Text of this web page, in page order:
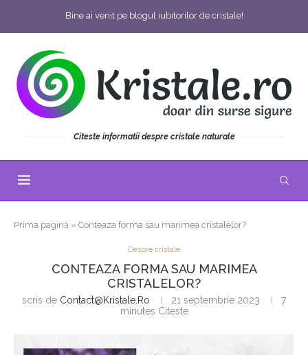
Bine ai venit pe blogul iubitorilor de cristale!
Citeste informatii despre cristale naturale
Prima pagină » Conteaza forma sau marimea cristalelor?
Despre cristale
CONTEAZA FORMA SAU MARIMEA
CRISTALELOR?
scris de Contact@kristale.ro 21 septembrie 2023
7
minutes Citeste